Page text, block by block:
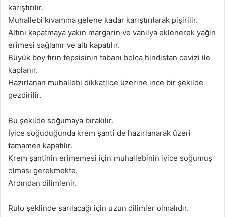
karıştırılır.
Muhallebi kıvamına gelene kadar karıştırılarak pişirilir.
Altını kapatmaya yakın margarin ve vanilya eklenerek yağın
erimesi sağlanır ve altı kapatılır.
Büyük boy fırın tepsisinin tabanı bolca hindistan cevizi ile
kaplanır.
Hazırlanan muhallebi dikkatlice üzerine ince bir şekilde
gezdirilir.
Bu şekilde soğumaya bırakılır.
İyice soğuduğunda krem şanti de hazırlanarak üzeri
tamamen kapatılır.
Krem şantinin erimemesi için muhallebinin iyice soğumuş
olması gerekmekte.
Ardından dilimlenir.
Rulo şeklinde sarılacağı için uzun dilimler olmalıdır.